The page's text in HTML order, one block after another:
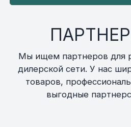
Мы ищем партнеров для
дилерской сети. У нас
товаров,
выгодные